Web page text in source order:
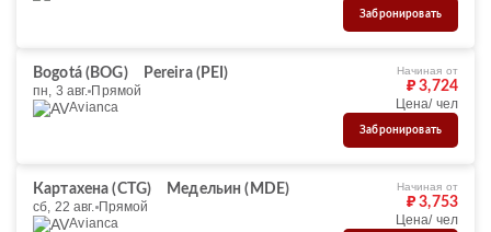
Забронировать
Bogotá (BOG)
Pereira (PEI)
пн, 3 авг. Прямой
Avianca
Начиная от
₽ 3,724
Цена/ чел
Забронировать
Картахена (CTG)
Медельин (MDE)
сб, 22 авг. Прямой
Avianca
Начиная от
₽ 3,753
Цена/ чел